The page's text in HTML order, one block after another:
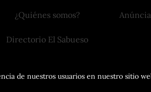
de nuestros usuarios en nuestro sitio
¿Quiénes somos?
Directorio El Sabueso